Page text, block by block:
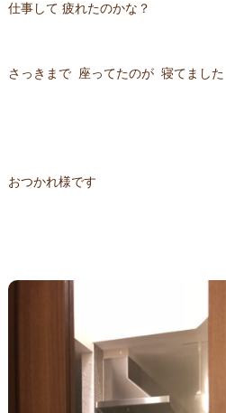
仕事して 疲れたのかな？
さっきまで 座ってたのが 寝てました
おつかれ様です